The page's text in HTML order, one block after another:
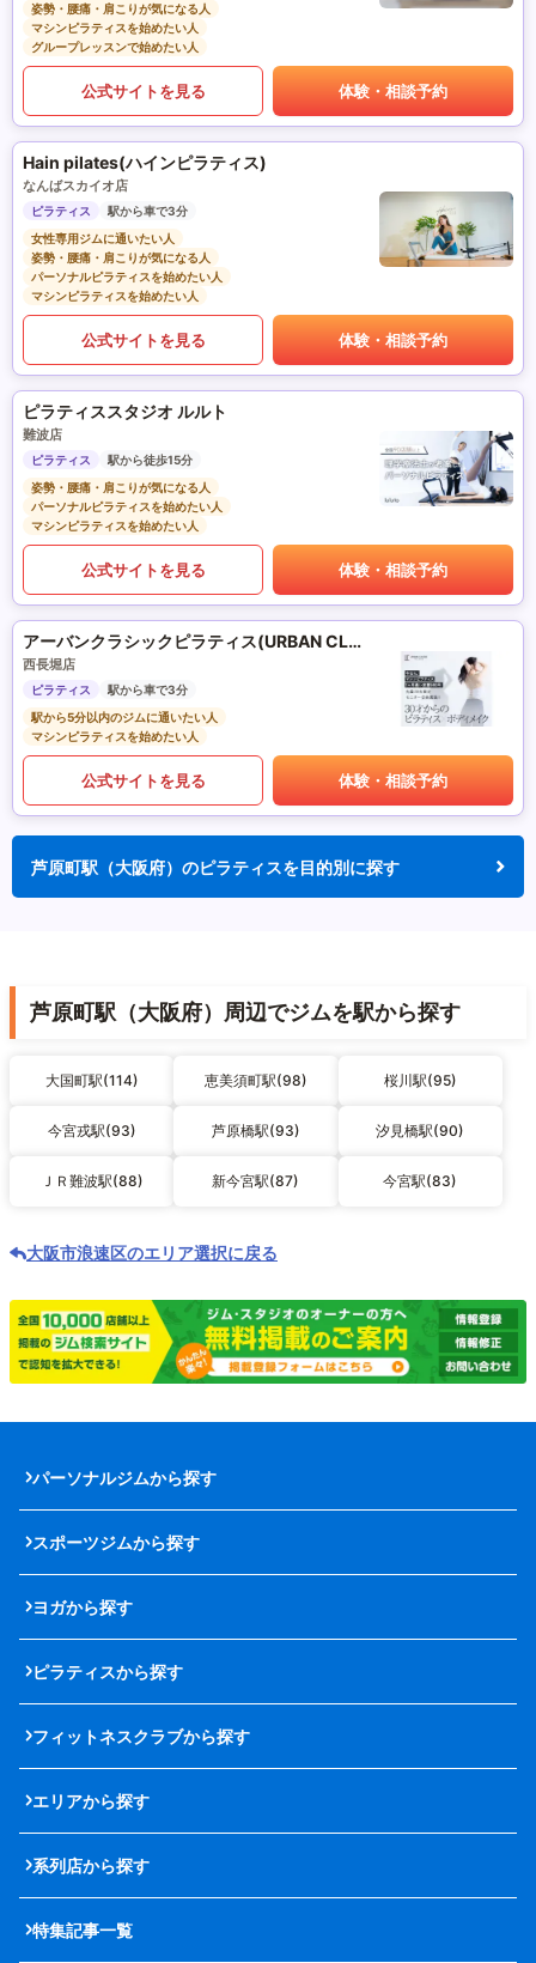
姿勢・腰痛・肩こりが気になる人
マシンピラティスを始めたい人
グループレッスンで始めたい人
公式サイトを見る 体験・相談予約
Hain pilates(ハインピラティス)
なんばスカイオ店
ピラティス
駅から車で3分
女性専用ジムに通いたい人
姿勢・腰痛・肩こりが気になる人
パーソナルピラティスを始めたい人
マシンピラティスを始めたい人
公式サイトを見る 体験・相談予約
ピラティススタジオ ルルト
難波店
ピラティス
駅から徒歩15分
姿勢・腰痛・肩こりが気になる人
パーソナルピラティスを始めたい人
マシンピラティスを始めたい人
公式サイトを見る 体験・相談予約
アーバンクラシックピラティス(URBAN CLASSIC PILATES)
西長堀店
ピラティス
駅から車で3分
駅から5分以内のジムに通いたい人
マシンピラティスを始めたい人
公式サイトを見る 体験・相談予約
芦原町駅（大阪府）のピラティスを目的別に探す
芦原町駅（大阪府）周辺でジムを駅から探す
大国町駅(114) 恵美須町駅(98) 桜川駅(95)
今宮戎駅(93) 芦原橋駅(93) 汐見橋駅(90)
ＪＲ難波駅(88) 新今宮駅(87) 今宮駅(83)
大阪市浪速区のエリア選択に戻る
パーソナルジムから探す
スポーツジムから探す
ヨガから探す
ピラティスから探す
フィットネスクラブから探す
エリアから探す
系列店から探す
特集記事一覧